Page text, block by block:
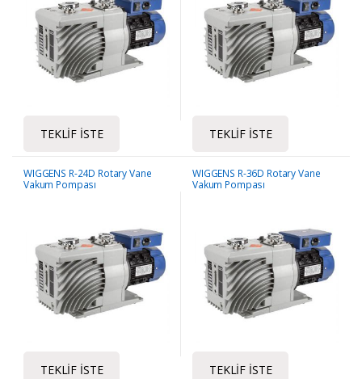
TEKLIF İSTE TEKLIF İSTE
WIGGENS R-24D Rotary Vane
Vakum Pompası
TEKLIF İSTE
WIGGENS R-36D Rotary Vane
Vakum Pompası
TEKLIF İSTE